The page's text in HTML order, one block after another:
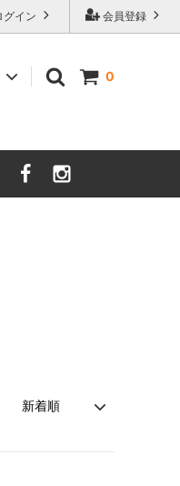
の作家の作品が並びます】
会員登録
グイン
0